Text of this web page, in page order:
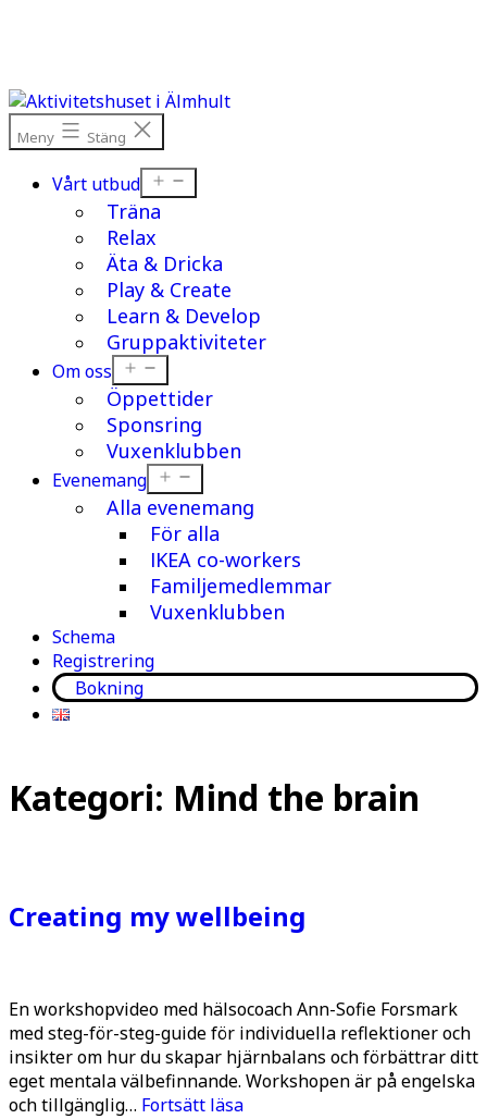
Meny Stäng
Vårt utbud
meny
Träna
Relax
Äta & Dricka
Play & Create
Learn & Develop
Gruppaktiviteter
Om oss
meny
Öppettider
Sponsring
Vuxenklubben
Evenemang
meny
Alla evenemang
För alla
IKEA co-workers
Familjemedlemmar
Vuxenklubben
Schema
Registrering
Bokning
Kategori: Mind the brain
Creating my wellbeing
En workshopvideo med hälsocoach Ann-Sofie Forsmark
med steg-för-steg-guide för individuella reflektioner och
insikter om hur du skapar hjärnbalans och förbättrar ditt
eget mentala välbefinnande. Workshopen är på engelska
och tillgänglig… Fortsätt läsaCreating